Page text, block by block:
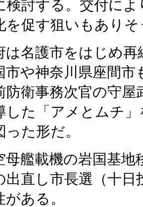
検討する。交付に
を促す狙いもありそ
名護市をはじめ再
市や神奈川県座間
防衛事務次官の守
した「アメとムチ
った形だ。
艦載機の岩国基地
出直し市長選（十
ある。